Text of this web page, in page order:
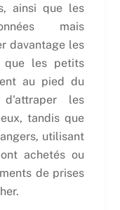
ainsi que les
mais
davantage les
que les petits
au pied du
les
tandis que
utilisant
achetés ou
de prises